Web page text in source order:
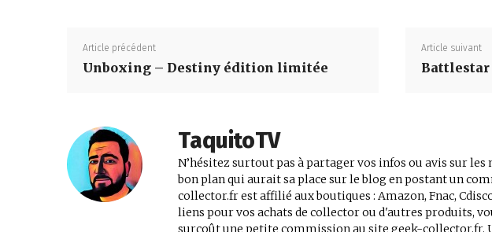
de
vidéo,
Article précédent
Unboxing – Destiny édition limitée
Article suivant
Battlestar
TaquitoTV
N’hésitez surtout pas à partager vos infos ou avis sur
bon plan qui aurait sa place sur le blog en postant un
collector.fr est affilié aux boutiques : Amazon, Fnac,
liens pour vos achats de collector ou d'autres produits,
surcoût une petite commission au site geek-collector.fr.